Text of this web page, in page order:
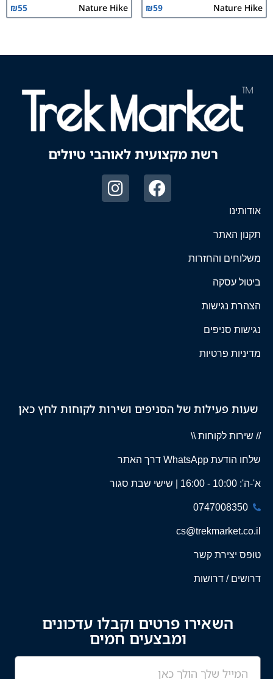
Nature Hike
₪59
Nature Hike
₪55
רשת מקצועית לאוהבי טיולים
אודותינו
תקנון האתר
משלוחים והחזרות
ביטול עסקה
הצהרת נגישות
נגישות סניפים
מדיניות פרטיות
שעות פעילות של הסניפים ושירות לקוחות לחץ כאן
// שירות לקוחות \\
שלחו הודעת WhatsApp דרך האתר
א'-ה': 10:00 - 16:00 | שישי שבת סגור
0747008350
cs@trekmarket.co.il
טופס יצירת קשר
דרושים / דרושות
השאירו פרטים וקבלו עדכונים
ומבצעים חמים